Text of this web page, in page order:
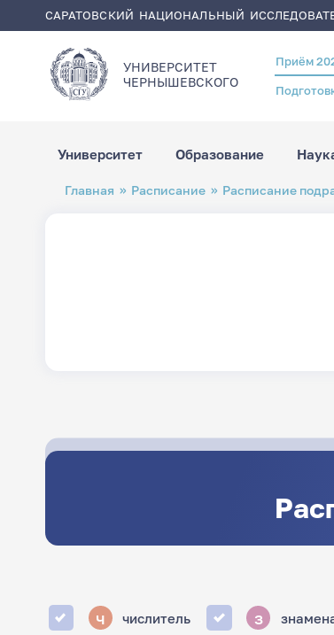
САРАТОВСКИЙ НАЦИОНАЛЬНЫЙ
УНИВЕРСИТЕТ
ЧЕРНЫШЕВСКОГO
Header
menu
Приём
Университет Образование
Строка
навигации
Главная Расписание Расписание
ч числитель з